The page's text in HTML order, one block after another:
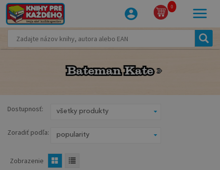
0
Bateman Kate
Bateman Kate
Dostupnosť:
Zoradiť podľa:
Zobrazenie